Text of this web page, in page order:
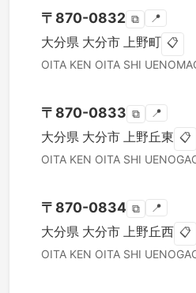
〒 870-0832 ⧉ 📍
大分県 大分市 上野町 📋
OITA KEN OITA SHI
〒 870-0833 ⧉ 📍
大分県 大分市 上野丘東 📋
OITA KEN OITA SHI
〒 870-0834 ⧉ 📍
大分県 大分市 上野丘西 📋
OITA KEN OITA SHI